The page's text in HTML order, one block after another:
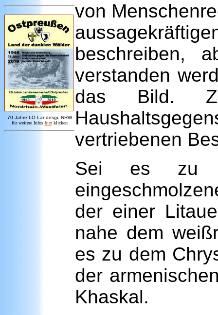
70 Jahre LO Landesgr. NRW
für weitere Infos hier klicken
von
beschreiben,
verstanden
das Bild.
vertriebenen
Sei es zu
der einer
nahe dem
es zu dem
der
Khaskal.